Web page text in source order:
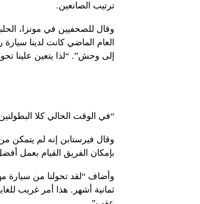
ترتيب الصانعين.
العام الماضي كانت لدينا سيارة
إلى وحش”. “لذا يتعين علينا
“في الوقت الحالي كلا
وقال فيرستابن إنه لم يتمكن
بإمكان الفريق القيام بعمل
وأضاف “لقد تحولنا من سيارة
ثمانية أشهر. هذا أمر غريب